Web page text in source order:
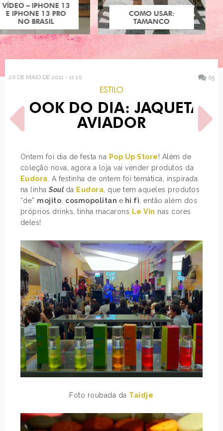
COMO USAR:
TAMANCO
COMO USAR:
BLUSA UM OMBRO
SÓ
26 DE MAIO DE 2011 - 11:10 65
ESTILO
LOOK DO DIA: JAQUETA
AVIADOR
Ontem foi dia de festa na Pop Up Store! Além de
coleção nova, agora a loja vai vender produtos da
Eudora . A festinha de ontem foi temática, inspirada
na linhaSoul da Eudora , que tem aqueles produtos
“de” mojito cosmopolitan e hi fi , então além dos
próprios drinks, tinha macarons Le Vin nas cores
deles!
Foto roubada da Taidje
POST ANTERIOR
COMO USAR: SUÉTER
PRÓXIMO POST
NOVAS COMPRAS DA
WONDER WOMAN MAC